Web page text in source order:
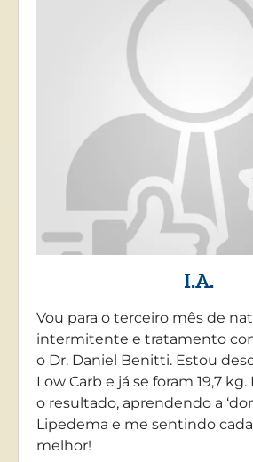
I.A.
Vou para o terceiro mês de
intermitente e tratamento
o Dr. Daniel Benitti. Estou
Low Carb e já se foram 19,7
o resultado, aprendendo a
Lipedema e me sentindo
melhor!